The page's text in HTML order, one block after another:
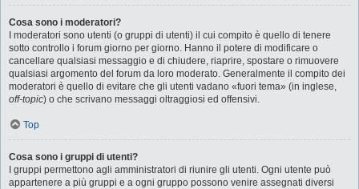
Cosa sono i moderatori?
I moderatori sono utenti (o gruppi di utenti) il cui compito è quello di tenere
sotto controllo i forum giorno per giorno. Hanno il potere di modificare o
cancellare qualsiasi messaggio e di chiudere, riaprire, spostare o rimuovere
qualsiasi argomento del forum da loro moderato. Generalmente il compito dei
moderatori è quello di evitare che gli utenti vadano «fuori tema» (in inglese,
off-topic) o che scrivano messaggi oltraggiosi ed offensivi.
Top
Cosa sono i gruppi di utenti?
I gruppi permettono agli amministratori di riunire gli utenti. Ogni utente può
appartenere a più gruppi e a ogni gruppo possono venire assegnati diversi